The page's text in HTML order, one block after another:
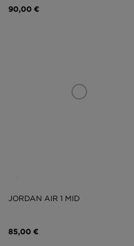
90,00 €
JORDAN AIR 1 MID
85,00 €